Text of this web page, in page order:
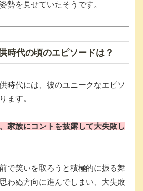
勢を見せていたそうです。
時代の頃のエピソードは？
時代には、彼のユニークなエピソ
ます。
家族にコントを披露して大失敗し
で笑いを取ろうと積極的に振る舞
わぬ方向に進んでしまい、大失敗